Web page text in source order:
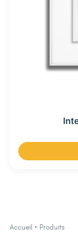
Accueil Produits